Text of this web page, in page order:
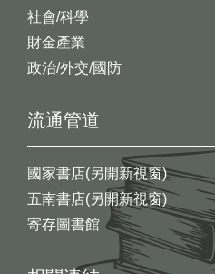
社會/科學
財金產業
政治/外交/國防
流通管道
國家書店(另開新視窗)
五南書店(另開新視窗)
寄存圖書館